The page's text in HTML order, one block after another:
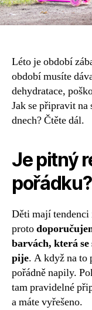
Léto je období
období musíte
dehydratace,
Jak se připravit
dnech? Čtěte dál.
Je pitný
pořádku?
Děti mají tendenci
proto
barvách, která se
pije. A když na to
pořádně napily.
tam pravidelné
a máte vyřešeno.